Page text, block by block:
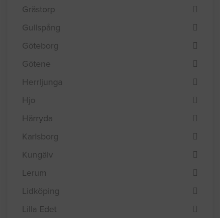
Grästorp
Gullspång
Göteborg
Götene
Herrljunga
Hjo
Härryda
Karlsborg
Kungälv
Lerum
Lidköping
Lilla Edet